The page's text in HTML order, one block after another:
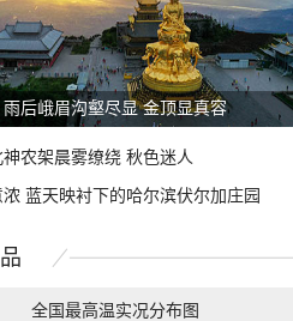
雨后峨眉沟壑尽显 金顶显真容
神农架晨雾缭绕 秋色迷人
浓 蓝天映衬下的哈尔滨伏尔加庄园
全国最高温实况分布图